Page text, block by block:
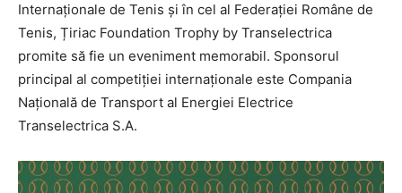
Internaționale de Tenis și în cel al Federației Române de
Tenis, Țiriac Foundation Trophy by Transelectrica
promite să fie un eveniment memorabil. Sponsorul
principal al competiției internaționale este Compania
Națională de Transport al Energiei Electrice
Transelectrica S.A.